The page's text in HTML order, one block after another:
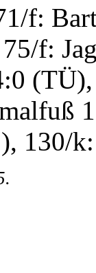
f:
f:
130/